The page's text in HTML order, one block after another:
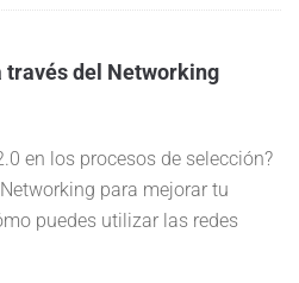
través del Networking
en los procesos de selección?
para mejorar tu
puedes utilizar las redes